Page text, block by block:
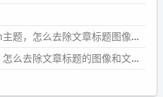
卡住的时候没办法主动取消
拉取，今天连提交都卡
你好，Z-Blog你这个mzDanron主题，怎么去除文章标题图像和文章摘要，仅显示标题，感谢回复！
你好，你mzDanron这个主题，怎么去除文章标题的图像和文章摘要！仅显示标题，感谢回复解决！